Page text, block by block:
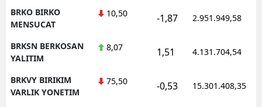
BRKO BIRKO
MENSUCAT
10,50 -1,87 2.951.949,58
BRKSN BERKOSAN
YALITIM
8,07 1,51 4.131.704,54
BRKVY BIRIKIM
VARLIK YONETIM
75,50 -0,53 15.301.408,35